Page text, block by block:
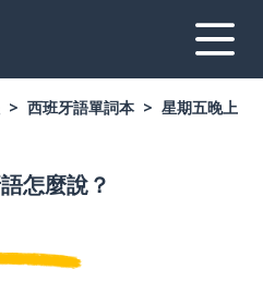
西班牙語單詞本 星期五晚上
怎麼說？